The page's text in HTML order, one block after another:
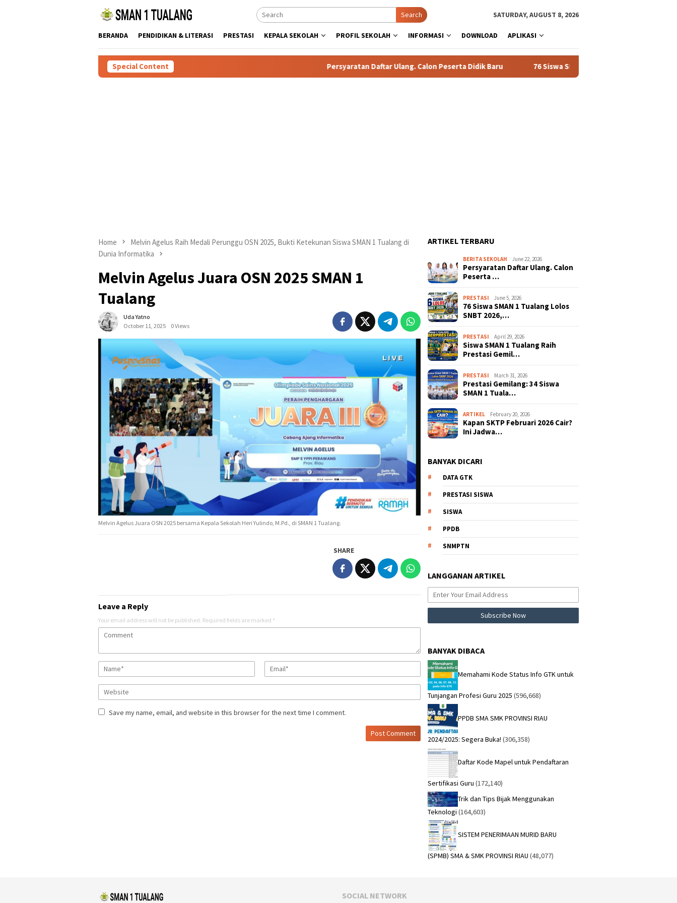
Search SATURDAY, AUGUST 8, 2026
BERANDA PENDIDIKAN & LITERASI PRESTASI KEPALA SEKOLAH PROFIL SEKOLAH INFORMASI DOWNLOAD APLIKASI
Special Content Persyaratan Daftar Ulang. Calon Peserta Didik Baru 76 Siswa SMAN 1 Tualang Lolos SNBT 2026,
Home
Melvin Agelus Raih Medali Perunggu OSN 2025, Bukti Ketekunan Siswa SMAN 1 Tualang di
Dunia Informatika
Melvin Agelus Juara OSN 2025 SMAN 1
Tualang
Uda Yatno
October 11, 2025
0 Views
Melvin Agelus Juara OSN 2025 bersama Kepala Sekolah Heri Yulindo, M.Pd., di SMAN 1 Tualang.
SHARE
Leave a Reply
Your email address will not be published. Required fields are marked *
Save my name, email, and website in this browser for the next time I comment.
ARTIKEL TERBARU
BERITA SEKOLAH June 22, 2026
Persyaratan Daftar Ulang. Calon
Peserta …
PRESTASI June 5, 2026
76 Siswa SMAN 1 Tualang Lolos
SNBT 2026,…
PRESTASI April 29, 2026
Siswa SMAN 1 Tualang Raih
Prestasi Gemil…
PRESTASI March 31, 2026
Prestasi Gemilang: 34 Siswa
SMAN 1 Tuala…
ARTIKEL February 20, 2026
Kapan SKTP Februari 2026 Cair?
Ini Jadwa…
BANYAK DICARI
DATA GTK
PRESTASI SISWA
SISWA
PPDB
SNMPTN
LANGGANAN ARTIKEL
BANYAK DIBACA
Memahami Kode Status Info GTK untuk
Tunjangan Profesi Guru 2025 (596,668)
PPDB SMA SMK PROVINSI RIAU
2024/2025: Segera Buka! (306,358)
Daftar Kode Mapel untuk Pendaftaran
Sertifikasi Guru (172,140)
Trik dan Tips Bijak Menggunakan
Teknologi (164,603)
SISTEM PENERIMAAN MURID BARU
(SPMB) SMA & SMK PROVINSI RIAU (48,077)
SOCIAL NETWORK